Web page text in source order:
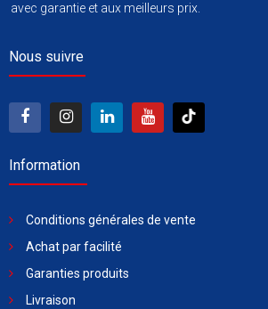
avec garantie et aux meilleurs prix.
Nous suivre
Information
Conditions générales de vente
Achat par facilité
Garanties produits
Livraison